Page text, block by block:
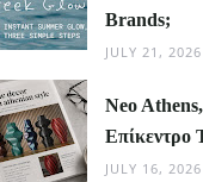
Brands;
JULY 21, 2026
Neo
Επίκεντρο
JULY 16, 2026